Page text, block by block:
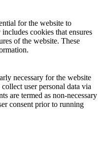
for the website to
cookies that ensures
of the website. These
necessary for the website
user personal data via
are termed as non-necessary
consent prior to running